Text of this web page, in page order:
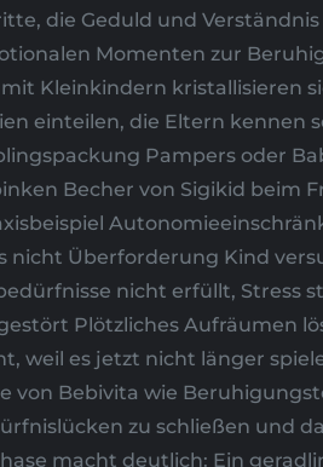
die Geduld und
Momenten zur
Kleinkindern kristallisieren
einteilen, die Eltern kennen
Pampers oder
Becher von Sigikid beim
nicht Überforderung Kind
nicht erfüllt, Stress
gestört Plötzliches Aufräumen
weil es jetzt nicht länger
von Bebivita wie
zu schließen und
macht deutlich: Ein